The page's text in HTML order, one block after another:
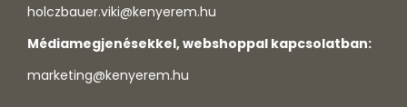
holczbauer.viki@kenyerem.hu
Médiamegjenésekkel, webshoppal kapcsolatban:
marketing@kenyerem.hu